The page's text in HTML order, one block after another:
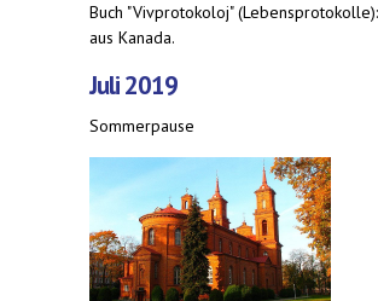
Buch "Vivprotokoloj"
aus Kanada.
Juli 2019
Sommerpause